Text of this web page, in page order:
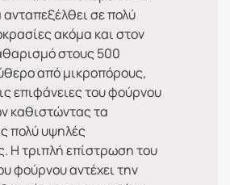
σε πολύ
ακόμα και στον
στους 500
από μικροπόρους,
επιφάνειες του φούρνου
καθιστώντας τα
πολύ υψηλές
Η τριπλή επίστρωση του
φούρνου αντέχει την